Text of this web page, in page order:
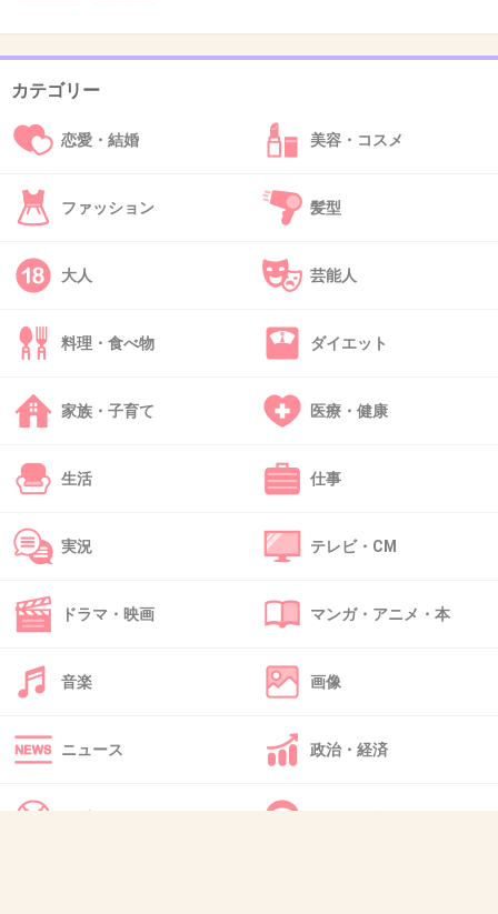
2014/05/07(水) 21:10:14
吉高由里子がご機嫌だと「ハイボール〜♪」っ
て言わないか今だに期待してしまう。
+53
39. 匿名
気持ち悪い
え、これ見てたけど別に顎気にならなかったよ
ただ本人は気にしてるみたいで何度も口に手を
やっていたけど
+29
41. 匿名
あごあごうるさい。
カテゴリー
恋愛・結婚 美容・コスメ
ファッション 髪型
大人 芸能人
料理・食べ物 ダイエット
家族・子育て 医療・健康
生活 仕事
実況 テレビ・CM
ドラマ・映画 マンガ・アニメ・本
音楽 画像
ニュース 政治・経済